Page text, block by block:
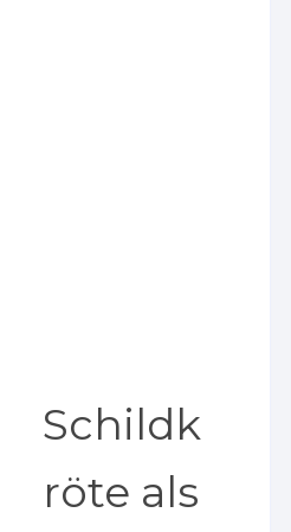
Schildk
röte als